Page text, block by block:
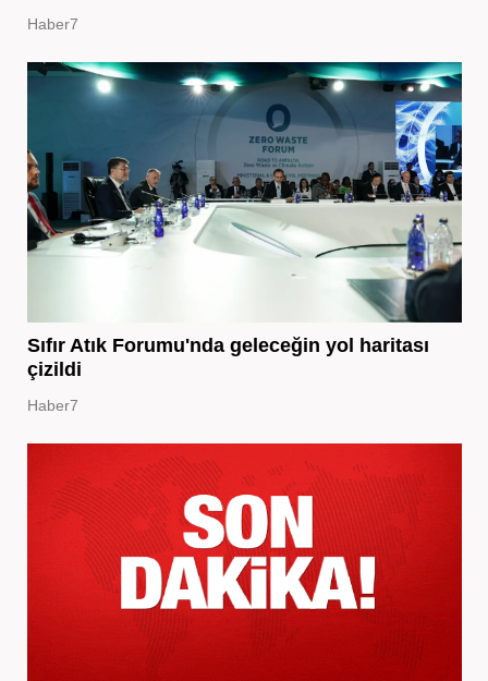
Haber7
Sıfır Atık Forumu'nda geleceğin yol haritası
çizildi
Haber7